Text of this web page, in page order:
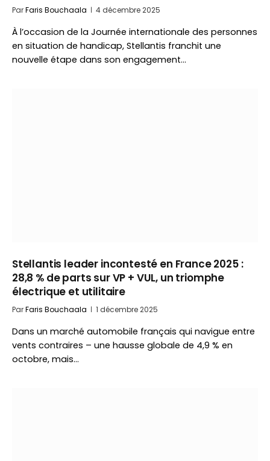
ParFaris Bouchaala 4 décembre 2025
À l’occasion de la Journée internationale des personnes
en situation de handicap, Stellantis franchit une
nouvelle étape dans son engagement…
Stellantis leader incontesté en France 2025 :
28,8 % de parts sur VP + VUL, un triomphe
électrique et utilitaire
ParFaris Bouchaala 1 décembre 2025
Dans un marché automobile français qui navigue entre
vents contraires – une hausse globale de 4,9 % en
octobre, mais…